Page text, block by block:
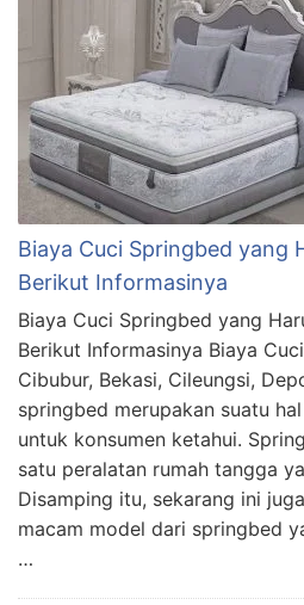
Biaya Cuci Springbed yang
Berikut Informasinya
Biaya Cuci Springbed yang
Berikut Informasinya Biaya
Cibubur, Bekasi, Cileungsi,
springbed merupakan suatu
untuk konsumen ketahui.
satu peralatan rumah tangga
Disamping itu, sekarang ini
macam model dari springbed
…